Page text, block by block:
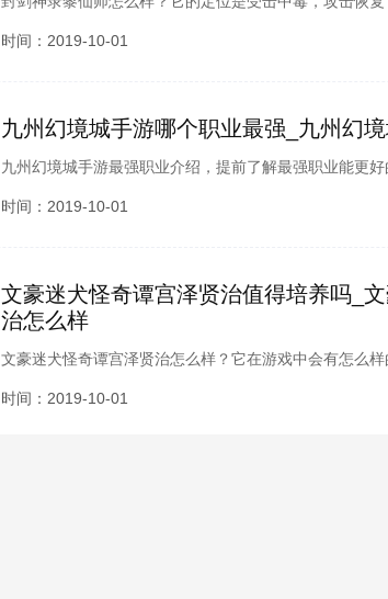
星又需要注意什么呢？想必各位玩家也都想要了解吧，
时间：2019-10-01
九州幻境城手游哪个职业最强_九州幻
九州幻境城手游最强职业介绍，提前了解最强职业能更
别，对立的阵营，想必各位玩家也都想要了解那个职业
时间：2019-10-01
文豪迷犬怪奇谭宫泽贤治值得培养吗_
治怎么样
文豪迷犬怪奇谭宫泽贤治怎么样？它在游戏中会有怎么
想要了解吧，酷酷游戏小编为各位整理了文豪迷犬怪奇
时间：2019-10-01